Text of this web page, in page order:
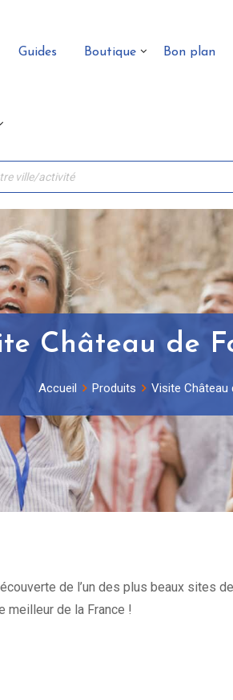
Guides Boutique Bon plan
Château de
Accueil Produits Visite Château
de l’un des plus beaux sites
meilleur de la France !